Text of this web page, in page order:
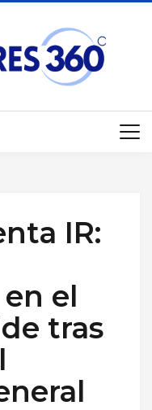
IR:
el
tras